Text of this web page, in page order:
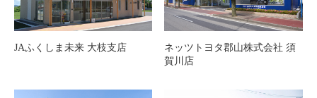
JAふくしま未来 大枝支店
ネッツトヨタ郡山株式会社 須
賀川店